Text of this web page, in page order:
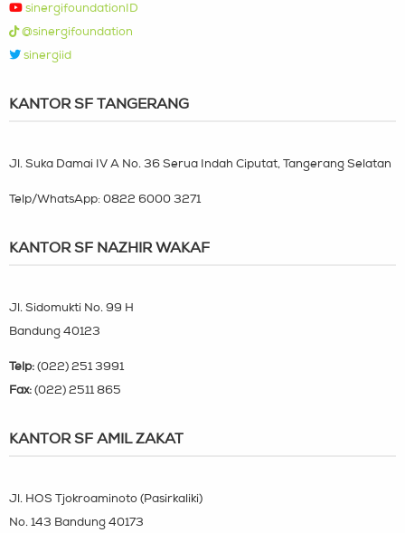
sinergifoundationID
@sinergifoundation
sinergiid
KANTOR SF TANGERANG
Jl. Suka Damai IV A No. 36 Serua Indah Ciputat, Tangerang Selatan
Telp/WhatsApp: 0822 6000 3271
KANTOR SF NAZHIR WAKAF
Jl. Sidomukti No. 99 H
Bandung 40123
Telp: (022) 251 3991
Fax: (022) 2511 865
KANTOR SF AMIL ZAKAT
Jl. HOS Tjokroaminoto (Pasirkaliki)
No. 143 Bandung 40173